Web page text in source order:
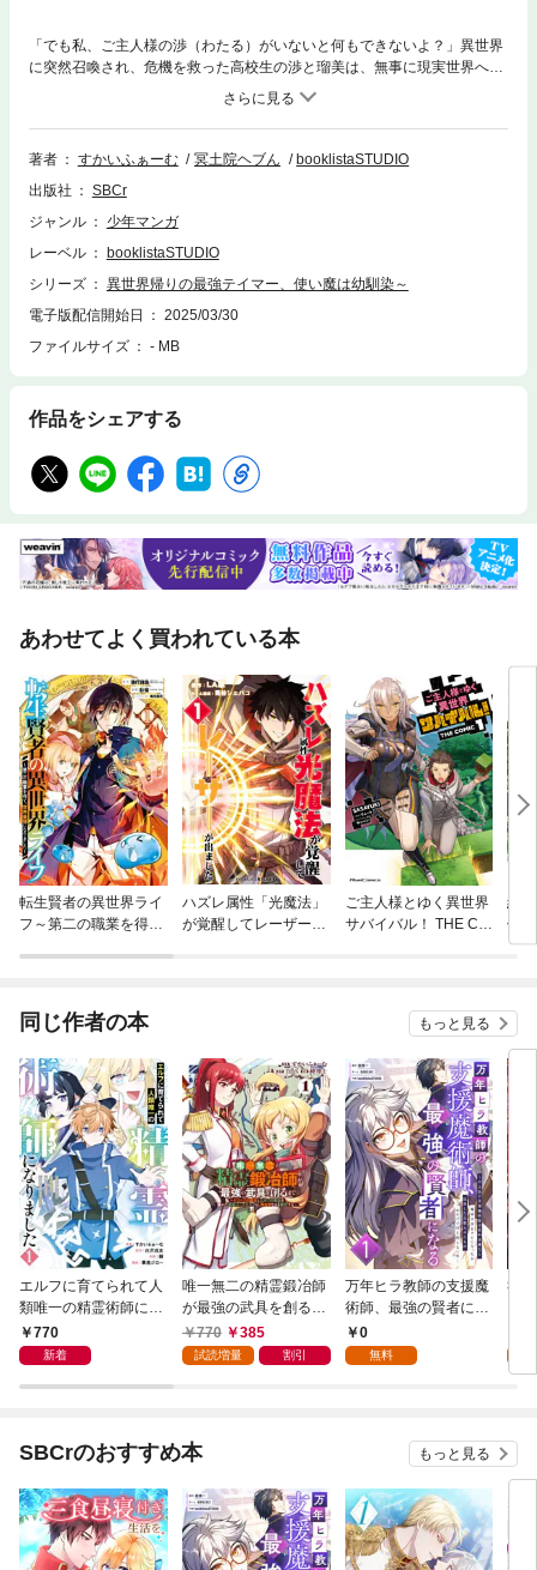
「でも私、ご主人様の渉（わたる）がいないと何もできないよ？」異世界
に突然召喚され、危機を救った高校生の渉と瑠美は、無事に現実世界へと
帰還した。しかし、戻ってきたはずの現実世界は様変わりしていて、ダン
ジョンが発生し、人類はスキルに目覚め、まるで異世界と同じような世界
になっていて・・・異世界帰りのテイマー・渉と、その使い魔・瑠美。幼
馴染以上恋人未満の最強コンビが無双するダンジョンファンタジー
著者 すかいふぁーむ 冥土院ヘブん
booklistaSTUDIO
出版社
SBCr
ジャンル
少年マンガ
レーベル
booklistaSTUDIO
シリーズ
異世界帰りの最強テイマー、使い魔は幼馴染～
電子版配信開始日
2025/03/30
ファイルサイズ
- MB
作品をシェアする
あわせてよく買われている本
転生賢者の異世界ライ
フ～第二の職業を得
ハズレ属性「光魔法」
が覚醒してレーザーが
ご主人様とゆく異世界
サバイバル！ THE CO
経
傷
同じ作者の本 もっと見る
エルフに育てられて人
類唯一の精霊術師にな
りました～世間知らず
の最強冒険者、無自覚
する～ 1巻
770
新着
唯一無二の精霊鍛冶師
が最強の武具を創るま
で～ドワーフの鍛冶と
エルフの魔法を極めた
770 385
試読増量 割引
万年ヒラ教師の支援魔
術師、最強の賢者にな
る～不人気の支援魔術
師は給料泥棒だと魔術
らない件～ 第1話
0
無料
社
ロ
が
な
SBCrのおすすめ本 もっと見る